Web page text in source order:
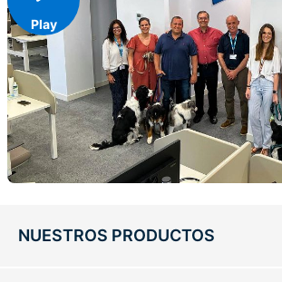
Play
NUESTROS PRODUCTOS